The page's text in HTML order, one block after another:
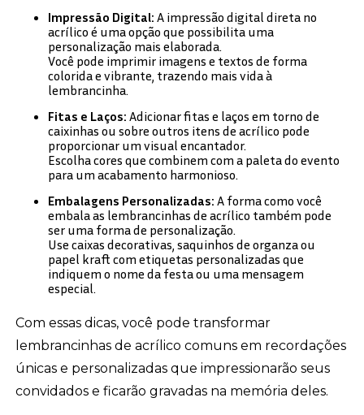
Impressão Digital: A impressão digital direta no
acrílico é uma opção que possibilita uma
personalização mais elaborada.
Você pode imprimir imagens e textos de forma
colorida e vibrante, trazendo mais vida à
lembrancinha.
Fitas e Laços: Adicionar fitas e laços em torno de
caixinhas ou sobre outros itens de acrílico pode
proporcionar um visual encantador.
Escolha cores que combinem com a paleta do evento
para um acabamento harmonioso.
Embalagens Personalizadas: A forma como você
embala as lembrancinhas de acrílico também pode
ser uma forma de personalização.
Use caixas decorativas, saquinhos de organza ou
papel kraft com etiquetas personalizadas que
indiquem o nome da festa ou uma mensagem
especial.
Com essas dicas, você pode transformar
lembrancinhas de acrílico comuns em recordações
únicas e personalizadas que impressionarão seus
convidados e ficarão gravadas na memória deles.